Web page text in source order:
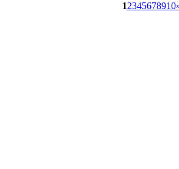
12345678910